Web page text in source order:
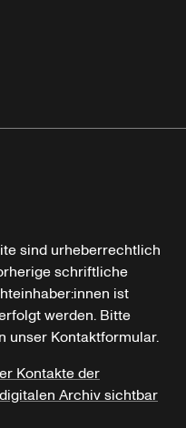
sind urheberrechtlich
schriftliche
ist
werden. Bitte
unser Kontaktformular.
Kontakte der
Archiv sichtbar